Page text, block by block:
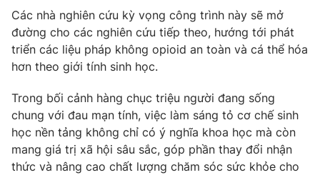
Các nhà nghiên cứu kỳ vọng công trình này sẽ mở
đường cho các nghiên cứu tiếp theo, hướng tới phát
triển các liệu pháp không opioid an toàn và cá thể hóa
hơn theo giới tính sinh học.
Trong bối cảnh hàng chục triệu người đang sống
chung với đau mạn tính, việc làm sáng tỏ cơ chế sinh
học nền tảng không chỉ có ý nghĩa khoa học mà còn
mang giá trị xã hội sâu sắc, góp phần thay đổi nhận
thức và nâng cao chất lượng chăm sóc sức khỏe cho